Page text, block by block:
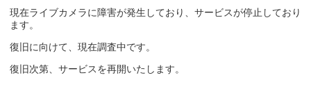
現在ライブカメラに障害が発生しており、サービスが停止しており
ます。
復旧に向けて、現在調査中です。
復旧次第、サービスを再開いたします。